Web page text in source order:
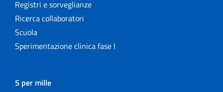
Registri e sorveglianze
Ricerca collaboratori
Scuola
Sperimentazione clinica fase I
5 per mille